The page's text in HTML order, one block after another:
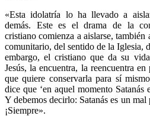
«Esta idolatría lo ha llevado a
demás. Este es el drama de la
cristiano comienza a aislarse,
comunitario, del sentido de la Iglesia,
embargo, el cristiano que da su
Jesús, la encuentra, la reencuentra
que quiere conservarla para sí
dice que ‘en aquel momento Satanás
Y debemos decirlo: Satanás es un mal
¡Siempre».